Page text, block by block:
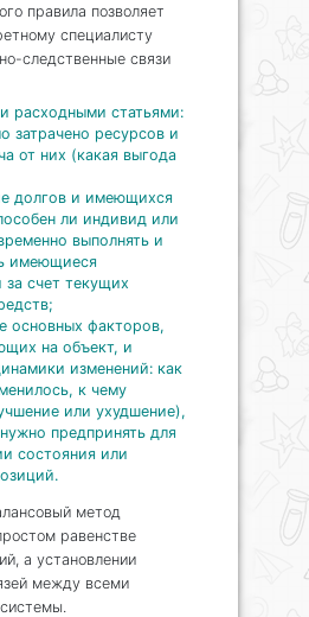
правила позволяет
специалисту
следственные связи
расходными статьями:
затрачено ресурсов и
от них (какая выгода
долгов и имеющихся
ли индивид или
выполнять и
имеющиеся
за счет текущих
основных факторов,
на объект, и
изменений: как
к чему
или ухудшение),
предпринять для
состояния или
метод
равенстве
а установлении
между всеми